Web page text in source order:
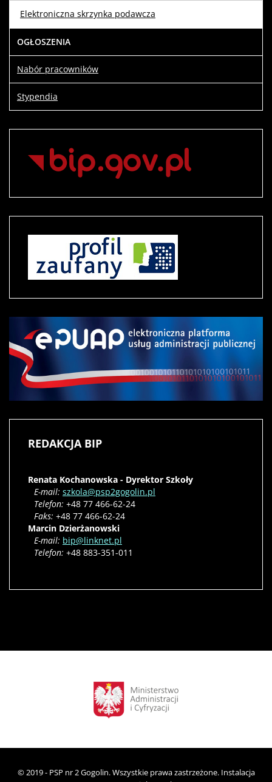
Elektroniczna skrzynka podawcza
OGŁOSZENIA
Nabór pracowników
Stypendia
REDAKCJABIP
Renata Kochanowska - Dyrektor Szkoły
E-mail: szkola@psp2gogolin.pl
Telefon: +48 77 466-62-24
Faks: +48 77 466-62-24
Marcin Dzierżanowski
E-mail: bip@linknet.pl
Telefon: +48 883-351-011
© 2019 - PSP nr 2 Gogolin. Wszystkie prawa zastrzeżone. Instalacja